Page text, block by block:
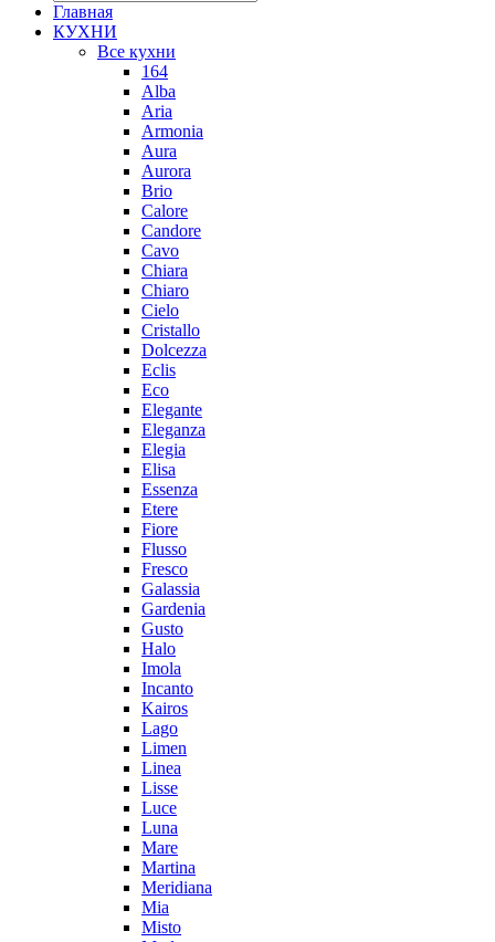
Главная
КУХНИ
Все кухни
164
Alba
Aria
Armonia
Aura
Aurora
Brio
Calore
Candore
Cavo
Chiara
Chiaro
Cielo
Cristallo
Dolcezza
Eclis
Eco
Elegante
Eleganza
Elegia
Elisa
Essenza
Etere
Fiore
Flusso
Fresco
Galassia
Gardenia
Gusto
Halo
Imola
Incanto
Kairos
Lago
Limen
Linea
Lisse
Luce
Luna
Mare
Martina
Meridiana
Mia
Misto